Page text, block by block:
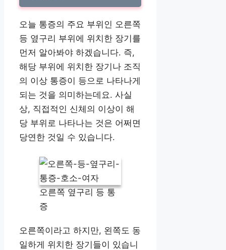
오늘 통증의 주요 부위인 오른쪽
등 옆구리 부위에 위치한 장기를
먼저 알아봐야 하겠습니다. 즉,
해당 부위에 위치한 장기나 조직
의 이상 통증이 등으로 나타나게
되는 것을 의미하는데요. 사실
상, 직접적인 신체의 이상이 해
당 부위로 나타나는 것은 어쩌면
당연한 것일 수 있습니다.
오른쪽 옆구리 등 통
증
오른쪽이라고 하지만, 왼쪽도 동
일하게 위치한 장기들이 있습니